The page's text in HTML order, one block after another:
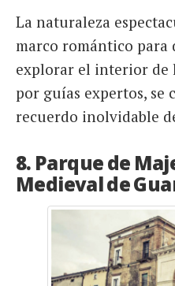
La naturaleza
marco romántico
explorar el interior de
por guías expertos,
recuerdo inolvidable
8. Parque de
Medieval de